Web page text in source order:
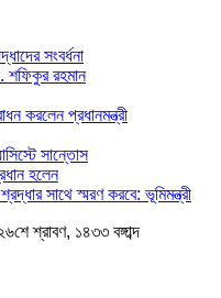
সংবর্ধনা
শফিকুর রহমান
করলেন প্রধানমন্ত্রী
সান্তোস
হলেন
সাথে স্মরণ করবে: ভূমিমন্ত্রী
শ্রাবণ, ১৪৩৩ বঙ্গাব্দ